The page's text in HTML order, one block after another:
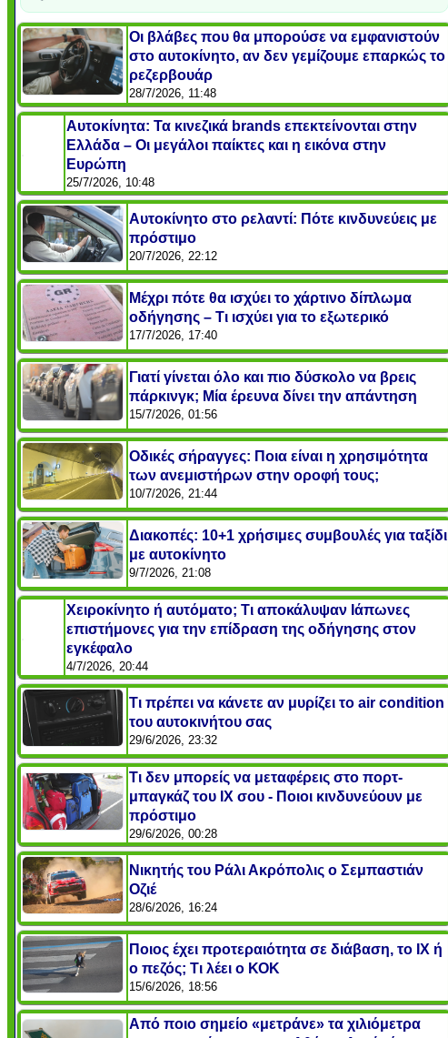
Οι βλάβες που θα μπορούσε να εμφανιστούν
στο αυτοκίνητο, αν δεν γεμίζουμε επαρκώς το
ρεζερβουάρ
28/7/2026, 11:48
Αυτοκίνητα: Τα κινεζικά brands επεκτείνονται στην
Ελλάδα – Οι μεγάλοι παίκτες και η εικόνα στην
Ευρώπη
25/7/2026, 10:48
Αυτοκίνητο στο ρελαντί: Πότε κινδυνεύεις με
πρόστιμο
20/7/2026, 22:12
Μέχρι πότε θα ισχύει το χάρτινο δίπλωμα
οδήγησης – Τι ισχύει για το εξωτερικό
17/7/2026, 17:40
Γιατί γίνεται όλο και πιο δύσκολο να βρεις
πάρκινγκ; Μία έρευνα δίνει την απάντηση
15/7/2026, 01:56
Οδικές σήραγγες: Ποια είναι η χρησιμότητα
των ανεμιστήρων στην οροφή τους;
10/7/2026, 21:44
Διακοπές: 10+1 χρήσιμες συμβουλές για ταξίδι
με αυτοκίνητο
9/7/2026, 21:08
Χειροκίνητο ή αυτόματο; Τι αποκάλυψαν Ιάπωνες
επιστήμονες για την επίδραση της οδήγησης στον
εγκέφαλο
4/7/2026, 20:44
Τι πρέπει να κάνετε αν μυρίζει το air condition
του αυτοκινήτου σας
29/6/2026, 23:32
Τι δεν μπορείς να μεταφέρεις στο πορτ-
μπαγκάζ του ΙΧ σου - Ποιοι κινδυνεύουν με
πρόστιμο
29/6/2026, 00:28
Νικητής του Ράλι Ακρόπολις ο Σεμπαστιάν
Οζιέ
28/6/2026, 16:24
Ποιος έχει προτεραιότητα σε διάβαση, το ΙΧ ή
ο πεζός; Τι λέει ο ΚΟΚ
15/6/2026, 18:56
Από ποιο σημείο «μετράνε» τα χιλιόμετρα